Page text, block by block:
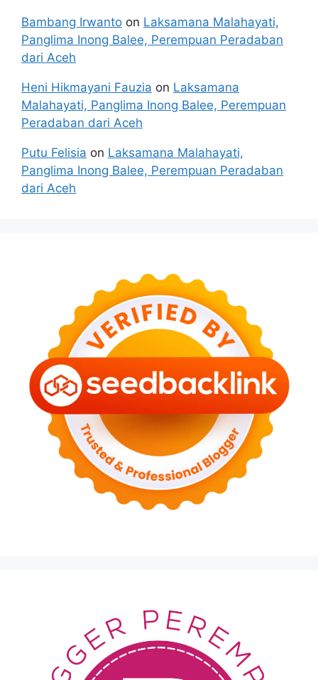
Bambang Irwanto on Laksamana Malahayati,
Panglima Inong Balee, Perempuan Peradaban
dari Aceh
Heni Hikmayani Fauzia on Laksamana
Malahayati, Panglima Inong Balee, Perempuan
Peradaban dari Aceh
Putu Felisia on Laksamana Malahayati,
Panglima Inong Balee, Perempuan Peradaban
dari Aceh